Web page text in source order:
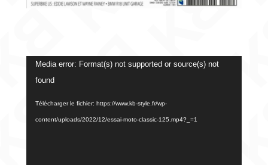
Lecteur
vidéo
Media error: Format(s) not supported or source(s) not
found
Télécharger le fichier: https://www.kb-style.fr/wp-
content/uploads/2022/12/essai-moto-classic-125.mp4?_=1